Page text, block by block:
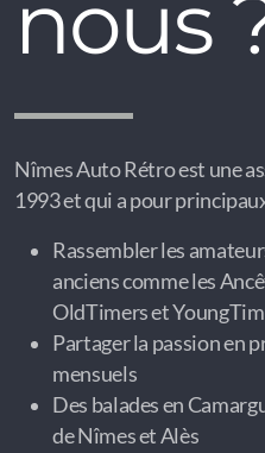
nous
Nîmes Auto Rétro est une
1993 et qui a pour
Rassembler les
anciens comme les
OldTimers et
Partager la passion en
mensuels
Des balades en
de Nîmes et Alès